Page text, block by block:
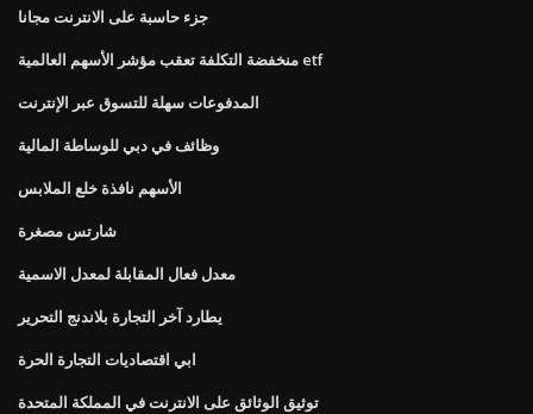
جزء حاسبة على الانترنت مجانا
منخفضة التكلفة تعقب مؤشر الأسهم العالمية etf
المدفوعات سهلة للتسوق عبر الإنترنت
وظائف في دبي للوساطة المالية
الأسهم نافذة خلع الملابس
شارتس مصغرة
معدل فعال المقابلة لمعدل الاسمية
يطارد آخر التجارة بلاندنج التحرير
ابي اقتصاديات التجارة الحرة
توثيق الوثائق على الانترنت في المملكة المتحدة